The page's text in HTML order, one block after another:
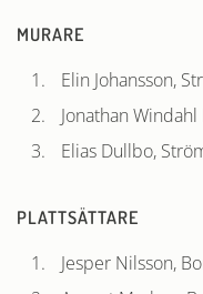
MURARE
Elin Johansson,
Jonathan
Elias Dullbo,
PLATTSÄTTARE
Jesper Nilsson,